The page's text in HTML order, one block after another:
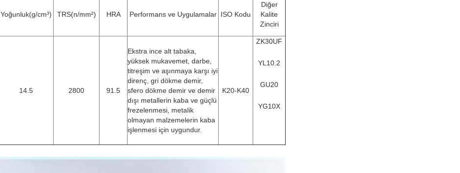
Yoğunluk(g/cm³) TRS(n/mm²) HRA Performans ve Uygulamalar ISO Kodu
Diğer
Kalite
Zinciri
14.5 2800 91.5
Ekstra ince alt tabaka,
yüksek mukavemet, darbe,
titreşim ve aşınmaya karşı iyi
direnç, gri dökme demir,
sfero dökme demir ve demir
dışı metallerin kaba ve güçlü
frezelenmesi, metalik
olmayan malzemelerin kaba
işlenmesi için uygundur.
K20-K40
ZK30UF
YL10.2
GU20
YG10X